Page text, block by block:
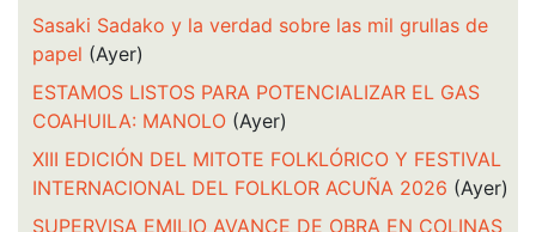
Sasaki Sadako y la verdad sobre las mil grullas de
papel (Ayer)
ESTAMOS LISTOS PARA POTENCIALIZAR EL GAS
COAHUILA: MANOLO (Ayer)
XIII EDICIÓN DEL MITOTE FOLKLÓRICO Y FESTIVAL
INTERNACIONAL DEL FOLKLOR ACUÑA 2026 (Ayer)
SUPERVISA EMILIO AVANCE DE OBRA EN COLINAS